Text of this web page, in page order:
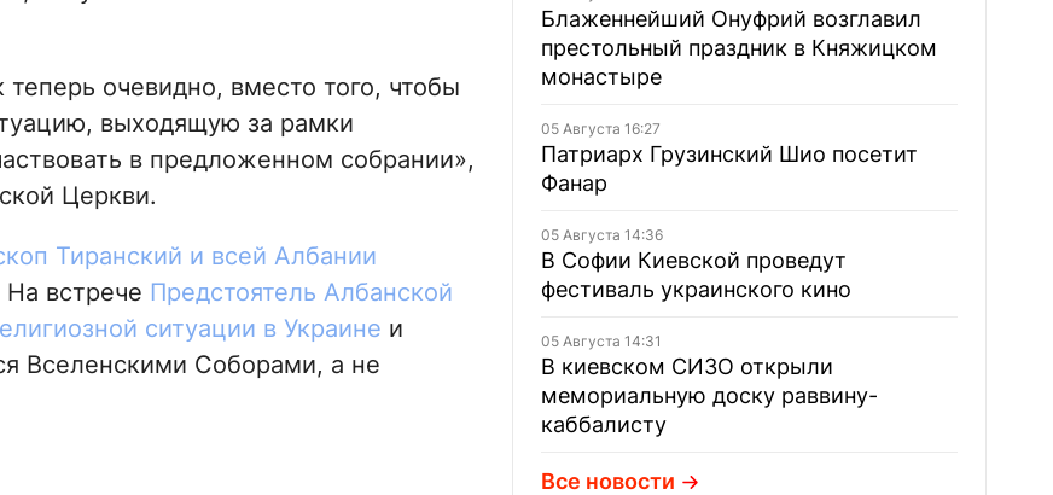
очевидно, вместо того, чтобы
выходящую за рамки
в предложенном собрании»,
Церкви.
Тиранский и всей Албании
На встрече Предстоятель Албанской
ситуации в Украине и
Вселенскими Соборами, а не
Блаженнейший Онуфрий возглавил
престольный праздник в Княжицком
монастыре
05 Августа 16:27
Патриарх Грузинский Шио посетит
Фанар
05 Августа 14:36
В Софии Киевской проведут
фестиваль украинского кино
05 Августа 14:31
В киевском СИЗО открыли
мемориальную доску раввину-
каббалисту
Все новости